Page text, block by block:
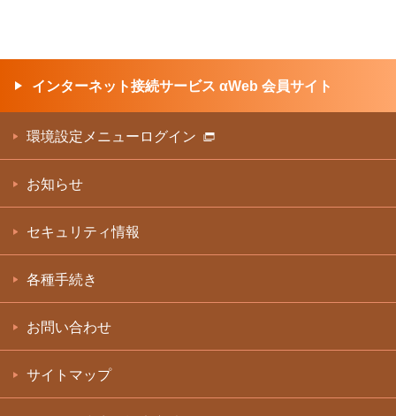
インターネット接続サービス αWeb 会員サイト
環境設定メニューログイン
お知らせ
セキュリティ情報
各種手続き
お問い合わせ
サイトマップ